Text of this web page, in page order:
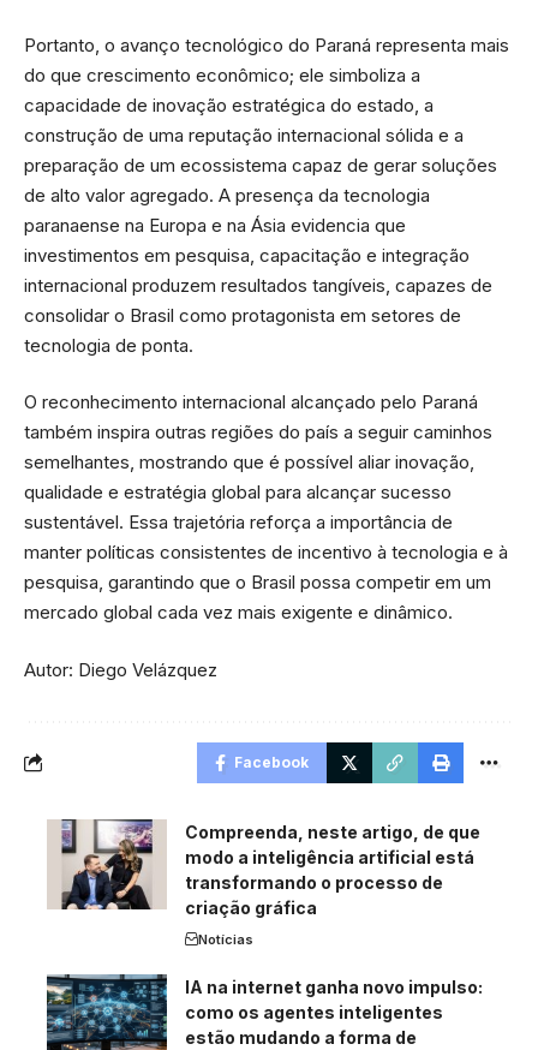
Portanto, o avanço tecnológico do Paraná representa mais
do que crescimento econômico; ele simboliza a
capacidade de inovação estratégica do estado, a
construção de uma reputação internacional sólida e a
preparação de um ecossistema capaz de gerar soluções
de alto valor agregado. A presença da tecnologia
paranaense na Europa e na Ásia evidencia que
investimentos em pesquisa, capacitação e integração
internacional produzem resultados tangíveis, capazes de
consolidar o Brasil como protagonista em setores de
tecnologia de ponta.
O reconhecimento internacional alcançado pelo Paraná
também inspira outras regiões do país a seguir caminhos
semelhantes, mostrando que é possível aliar inovação,
qualidade e estratégia global para alcançar sucesso
sustentável. Essa trajetória reforça a importância de
manter políticas consistentes de incentivo à tecnologia e à
pesquisa, garantindo que o Brasil possa competir em um
mercado global cada vez mais exigente e dinâmico.
Autor: Diego Velázquez
Facebook
Compreenda, neste artigo, de que
modo a inteligência artificial está
transformando o processo de
criação gráfica
Notícias
IA na internet ganha novo impulso:
como os agentes inteligentes
estão mudando a forma de